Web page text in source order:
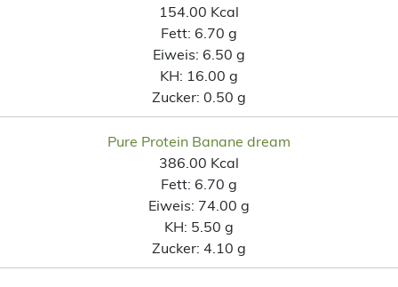
154.00 Kcal
Fett: 6.70 g
Eiweis: 6.50 g
KH: 16.00 g
Zucker: 0.50 g
Pure Protein Banane dream
386.00 Kcal
Fett: 6.70 g
Eiweis: 74.00 g
KH: 5.50 g
Zucker: 4.10 g